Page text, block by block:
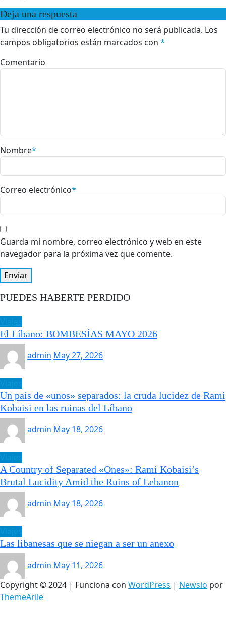
Deja una respuesta
Tu dirección de correo electrónico no será publicada. Los
campos obligatorios están marcados con *
Comentario
Nombre*
Correo electrónico*
Guarda mi nombre, correo electrónico y web en este
navegador para la próxima vez que comente.
PUEDES HABERTE PERDIDO
El Líbano: BOMBESÍAS MAYO 2026
admin May 27, 2026
Un país de «unos» separados: la cruda lucidez de Rami
Kobaisi en las ruinas del Líbano
admin May 18, 2026
A Country of Separated «Ones»: Rami Kobaisi’s
Brutal Lucidity Amid the Ruins of Lebanon
admin May 18, 2026
Las libanesas que se niegan a ser un anexo
admin May 11, 2026
Copyright © 2024 | Funciona con WordPress | Newsio por
ThemeArile